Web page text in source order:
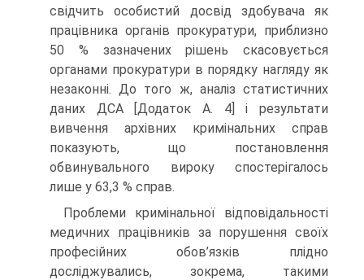
свідчить особистий досвід здобувача як
працівника органів прокуратури, приблизно
50 % зазначених рішень скасовується
органами прокуратури в порядку нагляду як
незаконні. До того ж, аналіз статистичних
даних ДСА [Додаток А. 4] і результати
вивчення архівних кримінальних справ
показують, що постановлення
обвинувального вироку спостерігалось
лише у 63,3 % справ.
Проблеми кримінальної відповідальності
медичних працівників за порушення своїх
професійних обов’язків плідно
досліджувались, зокрема, такими